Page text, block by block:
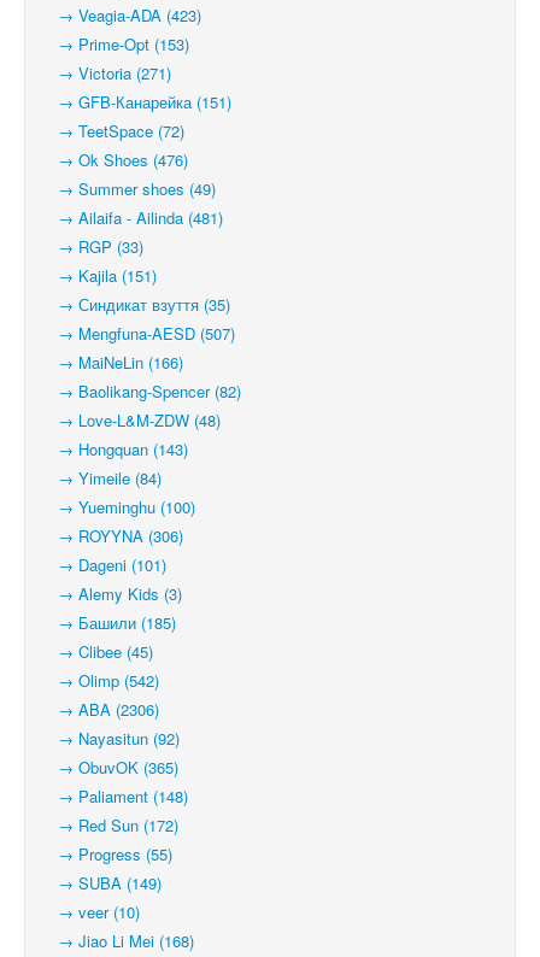
→ Veagia-ADA (423)
→ Prime-Opt (153)
→ Victoria (271)
→ GFB-Канарейка (151)
→ TeetSpace (72)
→ Ok Shoes (476)
→ Summer shoes (49)
→ Ailaifa - Ailinda (481)
→ RGP (33)
→ Kajila (151)
→ Синдикат взуття (35)
→ Mengfuna-AESD (507)
→ MaiNeLin (166)
→ Baolikang-Spencer (82)
→ Love-L&M-ZDW (48)
→ Hongquan (143)
→ Yimeile (84)
→ Yueminghu (100)
→ ROYYNA (306)
→ Dageni (101)
→ Alemy Kids (3)
→ Башили (185)
→ Clibee (45)
→ Olimp (542)
→ ABA (2306)
→ Nayasitun (92)
→ ObuvOK (365)
→ Paliament (148)
→ Red Sun (172)
→ Progress (55)
→ SUBA (149)
→ veer (10)
→ Jiao Li Mei (168)